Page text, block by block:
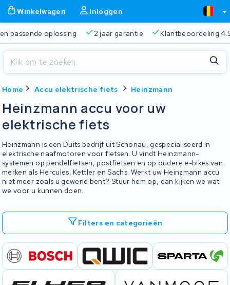
Winkelwagen Inloggen
oplossing 2 jaar garantie Klantbeoordeling 4.5/5
Home Accu elektrische fiets Heinzmann
Heinzmann accu voor uw
elektrische fiets
Heinzmann is een Duits bedrijf uit Schönau, gespecialiseerd in
elektrische naafmotoren voor fietsen. U vindt Heinzmann-
systemen op pendelfietsen, postfietsen en op oudere e-bikes van
merken als Hercules, Kettler en Sachs. Werkt uw Heinzmann accu
niet meer zoals u gewend bent? Stuur hem op, dan kijken we wat
we voor u kunnen doen.
Filters en categorieën
Je winkelwagen is leeg.
Gratis verzending Altijd een passende oplossing
Sluiten
Begin te typen in de zoekbalk om te zoeken